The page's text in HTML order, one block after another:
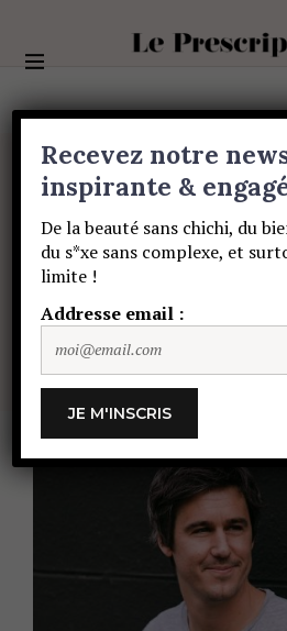
PORTRAITS
Derrière
platines
Mekanism
PAULINE DE SAINT SAUVEUR
Recevez notre
inspirante &
De la beauté sans chichi, du
du s*xe sans complexe, et
limite !
Addresse email :